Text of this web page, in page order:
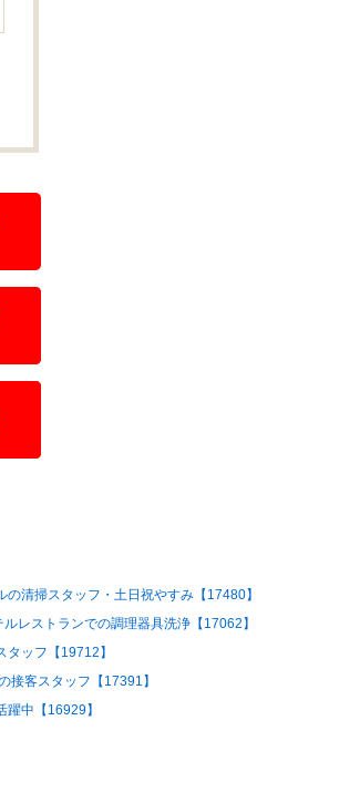
清掃スタッフ・土日祝やすみ【17480】
レストランでの調理器具洗浄【17062】
ッフ【19712】
接客スタッフ【17391】
中【16929】